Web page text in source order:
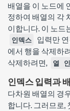
배열을 이 노드에
정하여 배열의 각
이합니다. 이 노드
인덱스 입력만
에서 행을 삭제하
삭제하려면, 열
인덱스 입력과
다차원 배열의 경
합니다. 그러므로,